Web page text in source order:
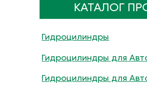
КАТАЛОГ
Гидроцилиндры
Гидроцилиндры для
Гидроцилиндры для